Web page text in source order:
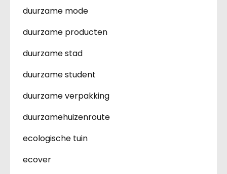
duurzame mode
duurzame producten
duurzame stad
duurzame student
duurzame verpakking
duurzamehuizenroute
ecologische tuin
ecover